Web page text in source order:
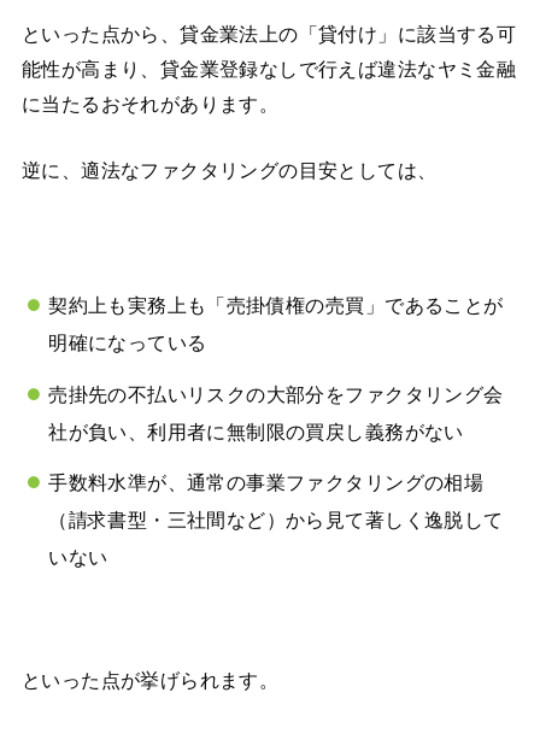
といった点から、貸金業法上の「貸付け」に該当する可
能性が高まり、貸金業登録なしで行えば違法なヤミ金融
に当たるおそれがあります。
逆に、適法なファクタリングの目安としては、
契約上も実務上も「売掛債権の売買」であることが
明確になっている
売掛先の不払いリスクの大部分をファクタリング会
社が負い、利用者に無制限の買戻し義務がない
手数料水準が、通常の事業ファクタリングの相場
（請求書型・三社間など）から見て著しく逸脱して
いない
といった点が挙げられます。